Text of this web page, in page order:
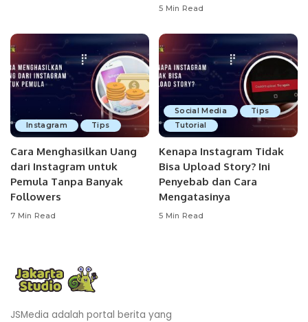
5 Min Read
Instagram Tips
Cara Menghasilkan Uang
dari Instagram untuk
Pemula Tanpa Banyak
Followers
7 Min Read
Social Media
Tips
Tutorial
Kenapa Instagram Tidak
Bisa Upload Story? Ini
Penyebab dan Cara
Mengatasinya
5 Min Read
JSMedia adalah portal berita yang